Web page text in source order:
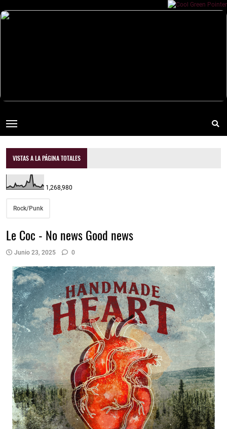
VISTAS A LA PÁGINA TOTALES
1,268,980
Rock/Punk
Le Coc - No news Good news
Junio 23, 2025 0